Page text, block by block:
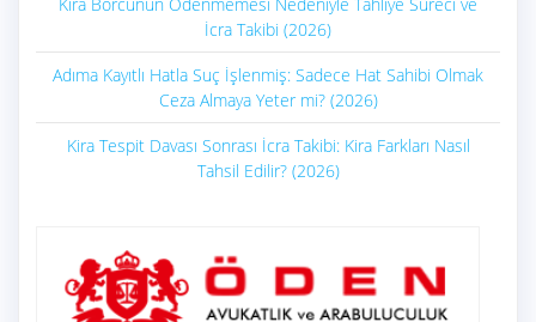
İcra Takibi (2026)
Adıma Kayıtlı Hatla Suç İşlenmiş: Sadece Hat Sahibi Olmak
Ceza Almaya Yeter mi? (2026)
Kira Tespit Davası Sonrası İcra Takibi: Kira Farkları Nasıl
Tahsil Edilir? (2026)